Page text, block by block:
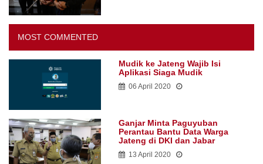
MOST COMMENTED
Mudik ke Jateng Wajib Isi
Aplikasi Siaga Mudik
06 April 2020
Ganjar Minta Paguyuban
Perantau Bantu Data Warga
Jateng di DKI dan Jabar
13 April 2020